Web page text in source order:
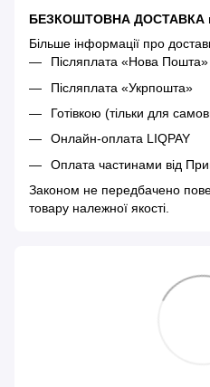
БЕЗКОШТОВНА ДОСТАВКА
Більше інформації про
Післяплата «Нова Пошта»
Післяплата «Укрпошта»
Готівкою (тільки для
Онлайн-оплата LIQPAY
Оплата частинами від
Законом не передбачено
товару належної якості.